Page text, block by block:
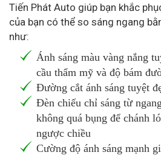
Tiến Phát Auto giúp bạn khắc
của bạn có thể so sáng ngang
như:
Ánh sáng màu vàng nắng
cầu thẩm mỹ và độ bám
Đường cắt ánh sáng tuyệt
Đèn chiếu chỉ sáng từ
không quá bụng để chánh
ngược chiều
Cường độ ánh sáng mạnh